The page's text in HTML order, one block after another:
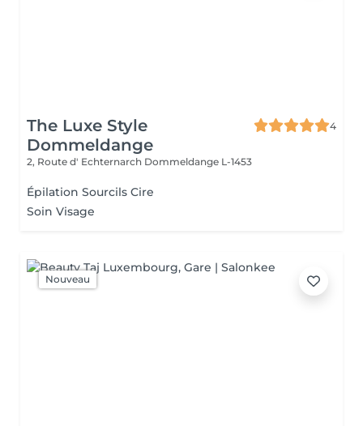
The Luxe Style
Dommeldange
4
2, Route d' Echternarch Dommeldange L-1453
Épilation Sourcils Cire
Soin Visage
Nouveau